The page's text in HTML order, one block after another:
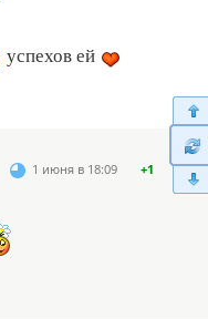
успехов ей
1 июня в 18:09 +1